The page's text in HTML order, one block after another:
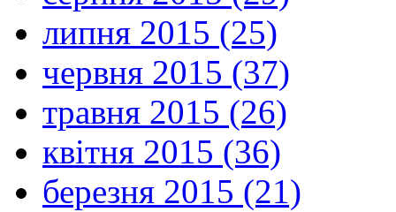
липня 2015 (25)
червня 2015 (37)
травня 2015 (26)
квітня 2015 (36)
березня 2015 (21)